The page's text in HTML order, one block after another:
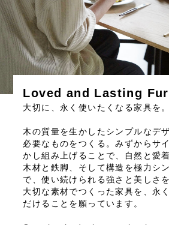
Loved and Lasting
大切に、永く使いたくなる家具を。
木の質量を生かしたシンプルなデ
必要なものをつくる。みずからサ
かし組み上げることで、自然と愛
木材と鉄脚、そして構造を極力シ
で、使い続けられる強さと美しさ
大切な素材でつくった家具を、永
だけることを願っています。